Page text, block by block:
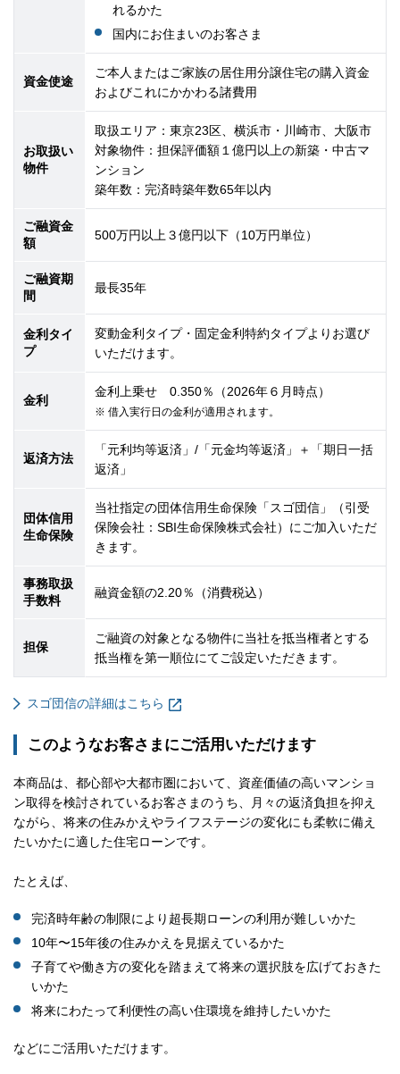
れるかた
国内にお住まいのお客さま
資金使途
ご本人またはご家族の居住用分譲住宅の購入資金
およびこれにかかわる諸費用
お取扱い
物件
取扱エリア：東京23区、横浜市・川崎市、大阪市
対象物件：担保評価額１億円以上の新築・中古マ
ンション
築年数：完済時築年数65年以内
ご融資金
額
500万円以上３億円以下（10万円単位）
ご融資期
間
最長35年
金利タイ
プ
変動金利タイプ・固定金利特約タイプよりお選び
いただけます。
金利
金利上乗せ 0.350％（2026年６月時点）
※ 借入実行日の金利が適用されます。
返済方法
「元利均等返済」/「元金均等返済」＋「期日一括
返済」
団体信用
生命保険
当社指定の団体信用生命保険「スゴ団信」（引受
保険会社：SBI生命保険株式会社）にご加入いただ
きます。
事務取扱
手数料
融資金額の2.20％（消費税込）
担保
ご融資の対象となる物件に当社を抵当権者とする
抵当権を第一順位にてご設定いただきます。
スゴ団信の詳細はこちら
このようなお客さまにご活用いただけます
本商品は、都心部や大都市圏において、資産価値の高いマンショ
ン取得を検討されているお客さまのうち、月々の返済負担を抑え
ながら、将来の住みかえやライフステージの変化にも柔軟に備え
たいかたに適した住宅ローンです。
たとえば、
完済時年齢の制限により超長期ローンの利用が難しいかた
10年〜15年後の住みかえを見据えているかた
子育てや働き方の変化を踏まえて将来の選択肢を広げておきた
いかた
将来にわたって利便性の高い住環境を維持したいかた
などにご活用いただけます。